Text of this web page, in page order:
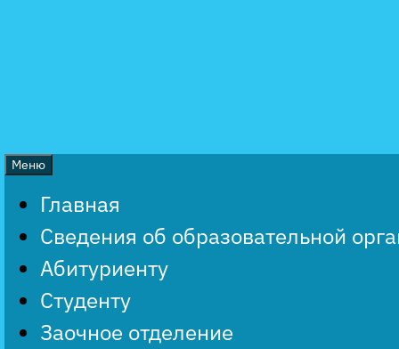
Меню
Главная
Сведения об образовательной
Абитуриенту
Студенту
Заочное отделение